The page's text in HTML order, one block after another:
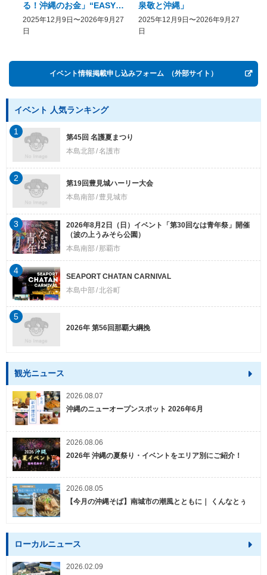
る！沖縄のお金」“EASY
COME, EASY GO － The
History of Money in
2025年12月9日〜2026年9月27
日
泉敬と沖縄」
2025年12月9日〜2026年9月27
日
イベント情報掲載申し込みフォーム （外部サイト）
イベント 人気ランキング
第45回 名護夏まつり
本島北部 名護市
1
第19回豊見城ハーリー大会
本島南部
豊見城市
2
2026年8月2日（日）イベント「第30回なは青年祭」開催
（波の上うみそら公園）
本島南部
那覇市
3
SEAPORT CHATAN CARNIVAL
本島中部 北谷町
4
2026年 第56回那覇大綱挽
5
観光ニュース
2026.08.07
沖縄のニューオープンスポット 2026年6月
2026.08.06
2026年 沖縄の夏祭り・イベントをエリア別にご紹介！
2026.08.05
【今月の沖縄そば】南城市の潮風とともに｜ くんなとぅ
ローカルニュース
2026.02.09